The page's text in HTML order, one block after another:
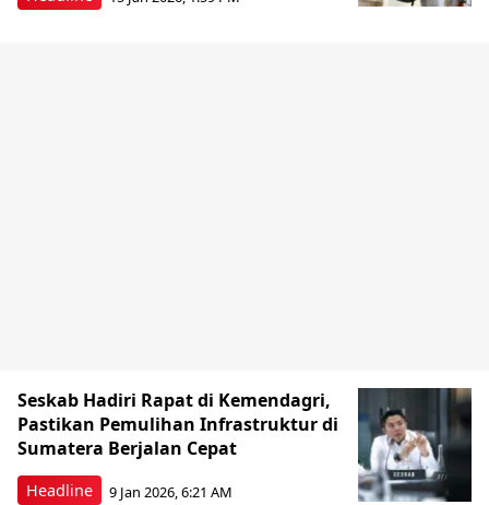
Headline
Seskab Hadiri Rapat di Kemendagri,
Pastikan Pemulihan Infrastruktur di
Sumatera Berjalan Cepat
9 Jan 2026, 6:21 AM